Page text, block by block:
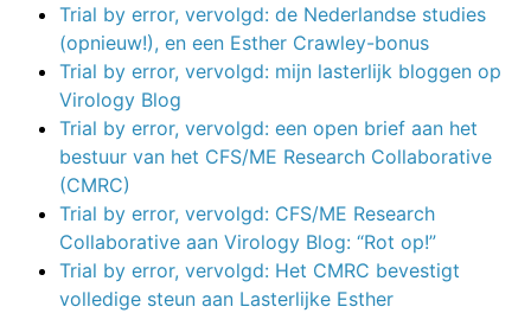
Trial by error, vervolgd: de Nederlandse studies
(opnieuw!), en een Esther Crawley-bonus
Trial by error, vervolgd: mijn lasterlijk bloggen op
Virology Blog
Trial by error, vervolgd: een open brief aan het
bestuur van het CFS/ME Research Collaborative
(CMRC)
Trial by error, vervolgd: CFS/ME Research
Collaborative aan Virology Blog: “Rot op!”
Trial by error, vervolgd: Het CMRC bevestigt
volledige steun aan Lasterlijke Esther